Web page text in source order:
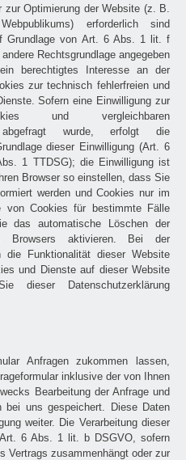
zur Optimierung der Website (z. B.
erforderlich sind
Grundlage von Art. 6 Abs. 1 lit. f
Rechtsgrundlage angegeben
berechtigtes Interesse an der
zur technisch fehlerfreien und
Sofern eine Einwilligung zur
und vergleichbaren
abgefragt wurde, erfolgt die
dieser Einwilligung (Art. 6
1 TTDSG); die Einwilligung ist
Browser so einstellen, dass Sie
werden und Cookies nur im
von Cookies für bestimmte Fälle
das automatische Löschen der
Browsers aktivieren. Bei der
die Funktionalität dieser Website
und Dienste auf dieser Website
dieser Datenschutzerklärung
Anfragen zukommen lassen,
inklusive der von Ihnen
Bearbeitung der Anfrage und
uns gespeichert. Diese Daten
weiter. Die Verarbeitung dieser
6 Abs. 1 lit. b DSGVO, sofern
Vertrags zusammenhängt oder zur